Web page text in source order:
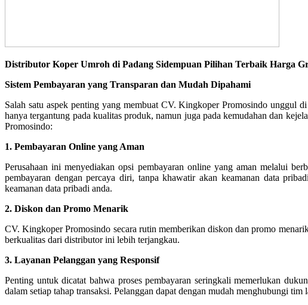
Distributor Koper Umroh di Padang Sidempuan Pilihan Terbaik Harga
Sistem Pembayaran yang Transparan dan Mudah Dipahami
Salah satu aspek penting yang membuat CV. Kingkoper Promosindo unggul
hanya tergantung pada kualitas produk, namun juga pada kemudahan dan
Promosindo:
1. Pembayaran Online yang Aman
Perusahaan ini menyediakan opsi pembayaran online yang aman melalui
pembayaran dengan percaya diri, tanpa khawatir akan keamanan data
keamanan data pribadi anda.
2. Diskon dan Promo Menarik
CV. Kingkoper Promosindo secara rutin memberikan diskon dan promo
berkualitas dari distributor ini lebih terjangkau.
3. Layanan Pelanggan yang Responsif
Penting untuk dicatat bahwa proses pembayaran seringkali memerlukan
dalam setiap tahap transaksi. Pelanggan dapat dengan mudah menghubungi